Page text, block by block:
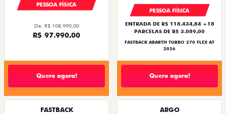
PESSOA FÍSICA
De: R$ 108.990,00
R$ 97.990,00
Quero agora!
PESSOA FÍSICA
ENTRADA DE R$ 118.434,84 +18
PARCELAS DE R$ 3.089,00
FASTBACK ABARTH TURBO 270 FLEX AT
2026
Quero agora!
FASTBACK ARGO